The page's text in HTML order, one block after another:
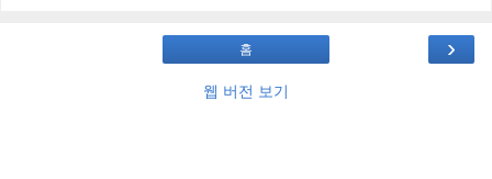
›
홈
웹 버전 보기